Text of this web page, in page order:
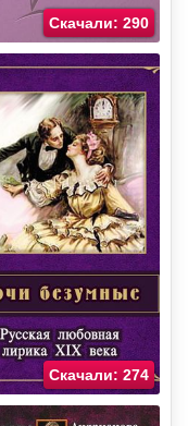
Скачали: 290
Скачали: 274